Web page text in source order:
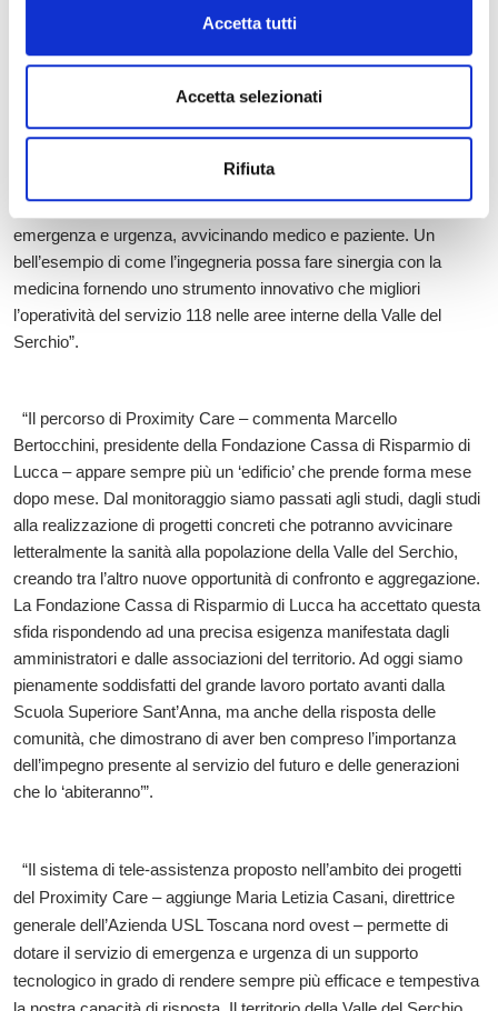
Accetta tutti
Accetta selezionati
Rifiuta
sottolinea Piero Castoldi, docente di Telecomunicazioni e
direttore dell’Istituto TeCIP (Tecnologie della Comunicazione,
emergenza e urgenza, avvicinando medico e paziente. Un
bell’esempio di come l’ingegneria possa fare sinergia con la
medicina fornendo uno strumento innovativo che migliori
l’operatività del servizio 118 nelle aree interne della Valle del
Serchio”.
“Il percorso di Proximity Care – commenta Marcello
Bertocchini, presidente della Fondazione Cassa di Risparmio di
Lucca – appare sempre più un ‘edificio’ che prende forma mese
dopo mese. Dal monitoraggio siamo passati agli studi, dagli studi
alla realizzazione di progetti concreti che potranno avvicinare
letteralmente la sanità alla popolazione della Valle del Serchio,
creando tra l’altro nuove opportunità di confronto e aggregazione.
La Fondazione Cassa di Risparmio di Lucca ha accettato questa
sfida rispondendo ad una precisa esigenza manifestata dagli
amministratori e dalle associazioni del territorio. Ad oggi siamo
pienamente soddisfatti del grande lavoro portato avanti dalla
Scuola Superiore Sant’Anna, ma anche della risposta delle
comunità, che dimostrano di aver ben compreso l’importanza
dell’impegno presente al servizio del futuro e delle generazioni
che lo ‘abiteranno’”.
“Il sistema di tele-assistenza proposto nell’ambito dei progetti
del Proximity Care – aggiunge Maria Letizia Casani, direttrice
generale dell’Azienda USL Toscana nord ovest – permette di
dotare il servizio di emergenza e urgenza di un supporto
tecnologico in grado di rendere sempre più efficace e tempestiva